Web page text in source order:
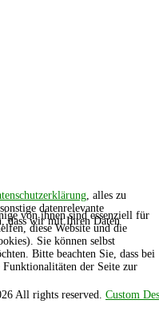
, alles zu
datenrelevante
dass wir mit Ihren Daten
All rights reserved. Custom
von ihnen sind essenziell für
diese Website und die
Sie können selbst
Bitte beachten Sie, dass bei
der Seite zur